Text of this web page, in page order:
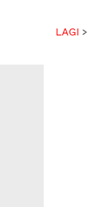
LAGI